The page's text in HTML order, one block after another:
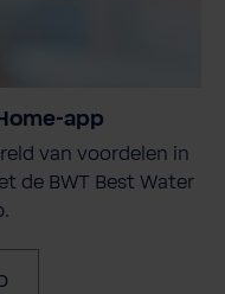
app
van voordelen in
de BWT Best Water